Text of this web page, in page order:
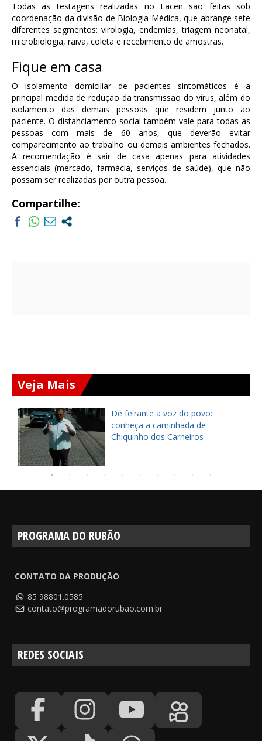
Todas as testagens realizadas no Lacen são feitas sob
coordenação da divisão de Biologia Médica, que abrange sete
diferentes segmentos: virologia, endemias, triagem neonatal,
microbiologia, raiva, coleta e recebimento de amostras.
Fique em casa
O isolamento domiciliar de pacientes sintomáticos é a
principal medida de redução da transmissão do vírus, além do
isolamento das demais pessoas que residem junto ao
paciente. O distanciamento social também vale para todas as
pessoas com mais de 60 anos, que deverão evitar
comparecimento ao trabalho ou demais ambientes fechados.
A recomendação é sair de casa apenas para atividades
essenciais (mercado, farmácia, serviços de saúde), que não
possam ser realizadas por outra pessoa.
Compartilhe:
Veja Mais
De feirante a voz do povo:
conheça a caminhada de
Chiquinho dos Carneiros
PROGRAMA DO RUBÃO
CONTATO DA PRODUÇÃO
85 98801.0585
contato@programadorubao.com.br
REDES SOCIAIS